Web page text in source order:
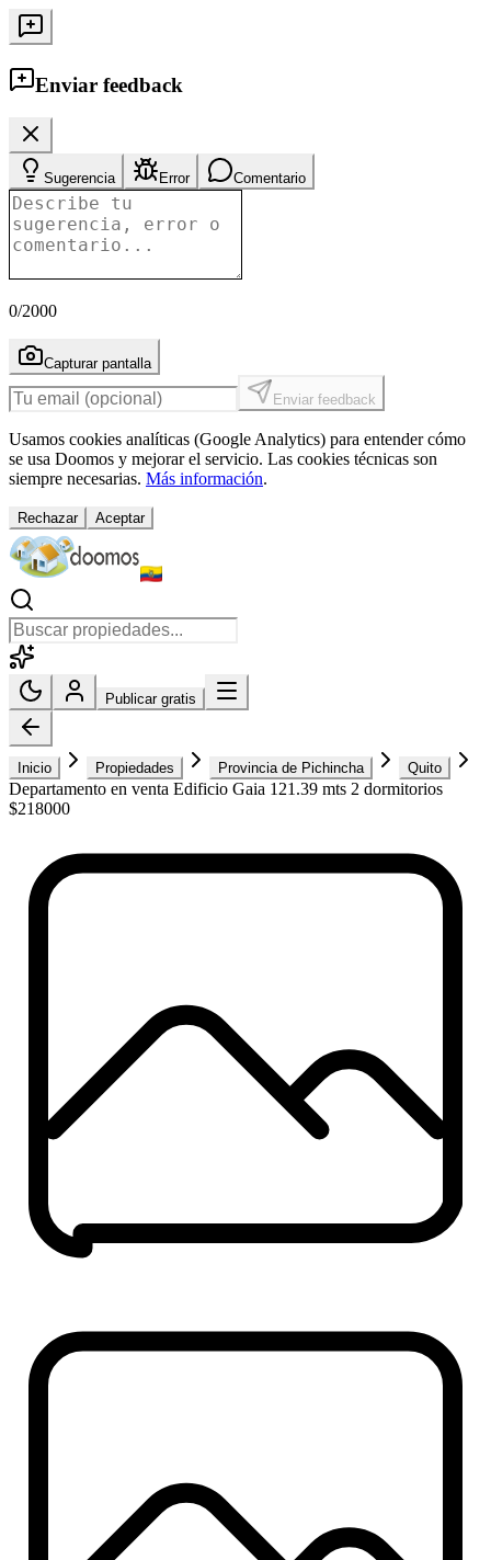
Enviar feedback
Sugerencia Error Comentario
0/2000
Capturar pantalla
Enviar feedback
Usamos cookies analíticas (Google Analytics) para entender cómo
se usa Doomos y mejorar el servicio. Las cookies técnicas son
siempre necesarias. Más información.
Rechazar Aceptar
Publicar gratis
Inicio Propiedades Provincia de Pichincha Quito
Departamento en venta Edificio Gaia 121.39 mts 2 dormitorios
$218000